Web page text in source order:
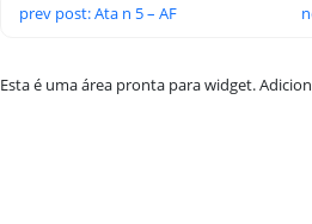
prev post: Ata n 5 – AF
Esta é uma área pronta para widget.